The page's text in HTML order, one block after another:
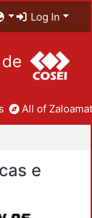
Log In
All of
e